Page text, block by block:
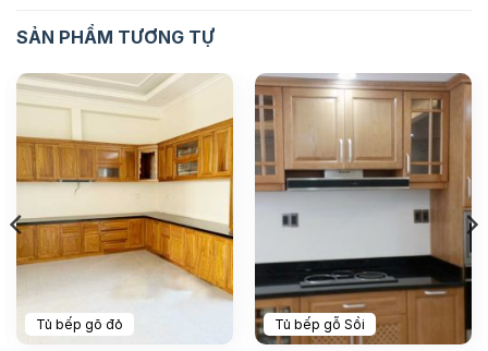
SẢN PHẨM TƯƠNG TỰ
Tủ bếp gõ đỏ Tủ bếp gỗ Sồi